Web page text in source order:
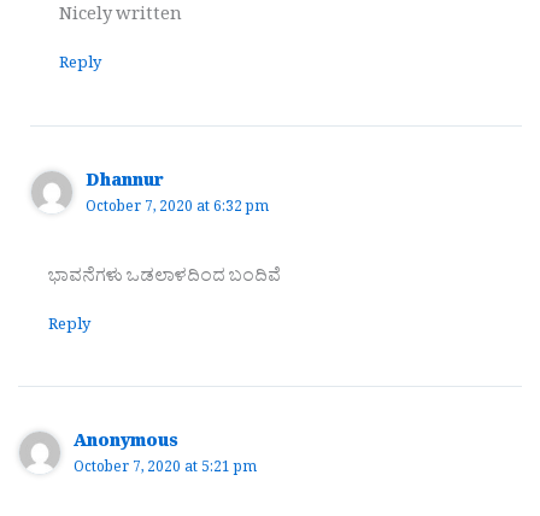
Nicely written
Reply
Dhannur
October 7, 2020 at 6:32 pm
ಭಾವನೆಗಳು ಒಡಲಾಳದಿಂದ ಬಂದಿವೆ
Reply
Anonymous
October 7, 2020 at 5:21 pm